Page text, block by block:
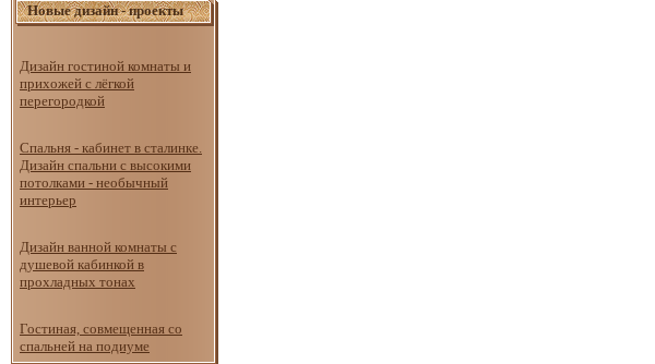
Новые дизайн - проекты
Дизайн гостиной комнаты и
прихожей с лёгкой
перегородкой
Спальня - кабинет в сталинке.
Дизайн спальни с высокими
потолками - необычный
интерьер
Дизайн ванной комнаты с
душевой кабинкой в
прохладных тонах
Гостиная, совмещенная со
спальней на подиуме